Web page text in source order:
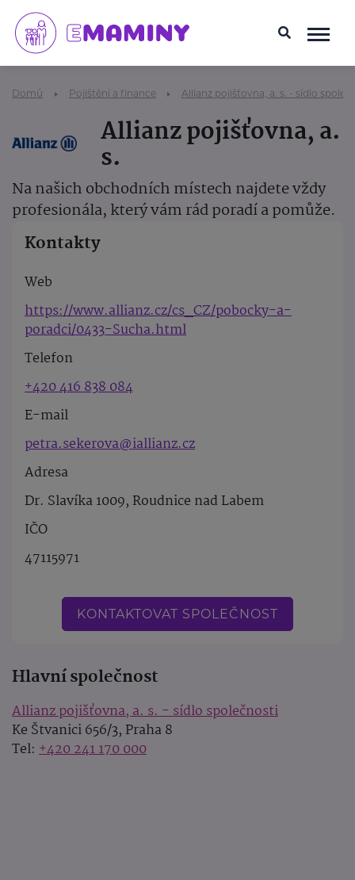
Domů Pojištění a finance Allianz pojišťovna, a. s. - sídlo
Allianz pojišťovna, a.
s.
Na našich obchodních místech najdete vždy
profesionála, který vám rád poradí a pomůže.
Kontakty
Web
https://www.allianz.cz/cs_CZ/pobocky-a-
poradci/0433-Sucha.html
Telefon
+420 416 838 084
E-mail
petra.sekerova@iallianz.cz
Adresa
Dr. Slavíka 1009, Roudnice nad Labem
IČO
47115971
KONTAKTOVAT SPOLEČNOST
Hlavní společnost
Allianz pojišťovna, a. s. - sídlo společnosti
Ke Štvanici 656/3, Praha 8
Tel: +420 241 170 000